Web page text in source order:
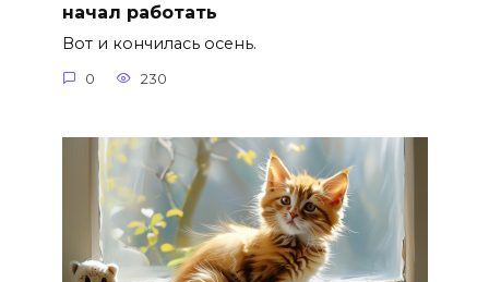
начал работать
Вот и кончилась осень.
0 230